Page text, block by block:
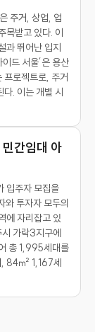
주거, 상업, 업
목받고 있다. 이
과 뛰어난 입지
드 서울’은 용산
프로젝트로, 주거
. 이는 개별 시
간임대 아
입주자 모집을
와 투자자 모두의
에 자리잡고 있
시 가락3지구에
총 1,995세대를
84㎡ 1,167세